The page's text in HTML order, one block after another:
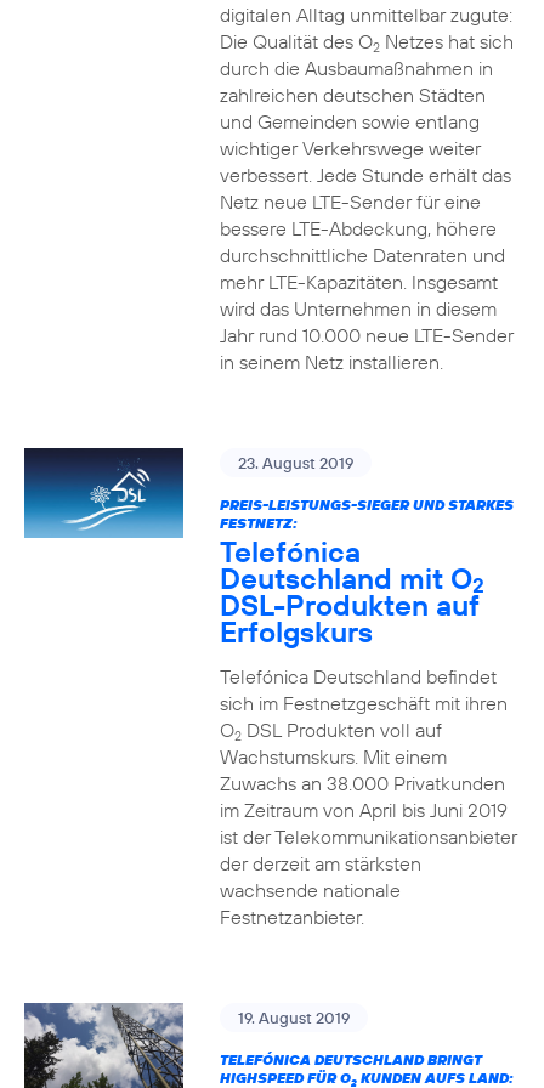
digitalen Alltag unmittelbar zugute:
Die Qualität des O2Netzes hat sich
durch die Ausbaumaßnahmen in
zahlreichen deutschen Städten
und Gemeinden sowie entlang
wichtiger Verkehrswege weiter
verbessert. Jede Stunde erhält das
Netz neue LTE-Sender für eine
bessere LTE-Abdeckung, höhere
durchschnittliche Datenraten und
mehr LTE-Kapazitäten. Insgesamt
wird das Unternehmen in diesem
Jahr rund 10.000 neue LTE-Sender
in seinem Netz installieren.
23. August 2019
PREIS-LEISTUNGS-SIEGER UND STARKES
FESTNETZ:
Telefónica
Deutschland mit O2
DSL-Produkten auf
Erfolgskurs
Telefónica Deutschland befindet
sich im Festnetzgeschäft mit ihren
O2DSL Produkten voll auf
Wachstumskurs. Mit einem
Zuwachs an 38.000 Privatkunden
im Zeitraum von April bis Juni 2019
ist der Telekommunikationsanbieter
der derzeit am stärksten
wachsende nationale
Festnetzanbieter.
19. August 2019
TELEFÓNICA DEUTSCHLAND BRINGT
HIGHSPEED FÜR O2KUNDEN AUFS LAND: